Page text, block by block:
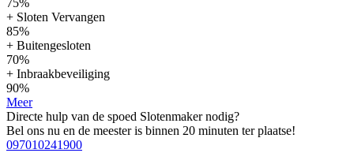
75%
+ Sloten Vervangen
85%
+ Buitengesloten
70%
+ Inbraakbeveiliging
90%
Meer
Directe hulp van de spoed Slotenmaker nodig?
Bel ons nu en de meester is binnen 20 minuten ter plaatse!
097010241900